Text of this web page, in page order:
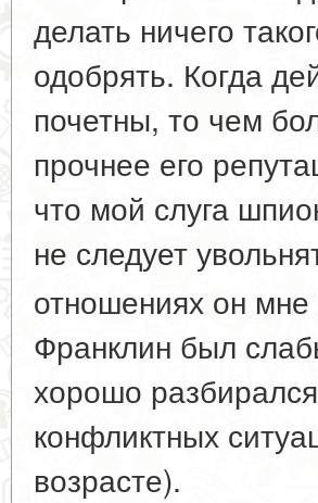
делать ничего
одобрять. Когда
почетны, то чем
прочнее его
что мой слуга
не следует
отношениях он мне
Франклин был
хорошо
конфликтных
возрасте).